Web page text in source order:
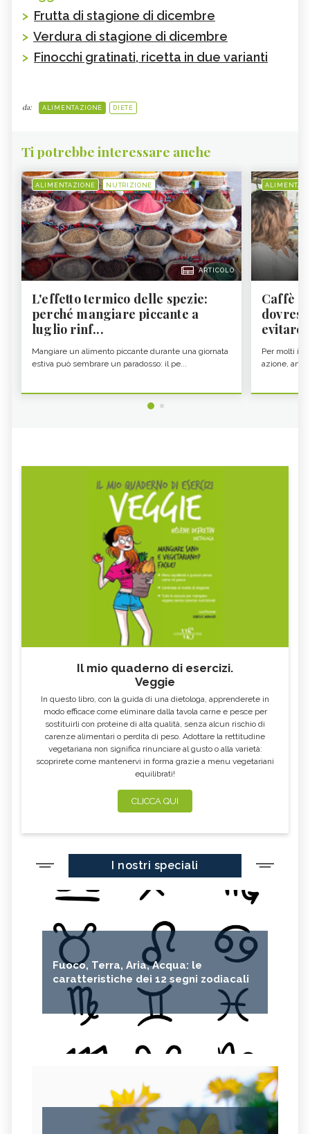
> Frutta di stagione di dicembre
> Verdura di stagione di dicembre
> Finocchi gratinati, ricetta in due varianti
da: ALIMENTAZIONE DIETE
Ti potrebbe interessare anche
ALIMENTAZIONE NUTRIZIONE
ARTICOLO
L'effetto termico delle spezie:
perché mangiare piccante a
luglio rinf...
Mangiare un alimento piccante durante una giornata
estiva può sembrare un paradosso: il pe...
Caffè
evitare
Per molti il
azione,
Il mio quaderno di esercizi.
Veggie
In questo libro, con la guida di una dietologa, apprenderete in
modo efficace come eliminare dalla tavola carne e pesce per
sostituirli con proteine di alta qualità, senza alcun rischio di
carenze alimentari o perdita di peso. Adottare la rettitudine
vegetariana non significa rinunciare al gusto o alla varietà:
scoprirete come mantenervi in forma grazie a menu vegetariani
equilibrati!
CLICCA QUI
I nostri speciali
Fuoco, Terra, Aria, Acqua: le
caratteristiche dei 12 segni zodiacali